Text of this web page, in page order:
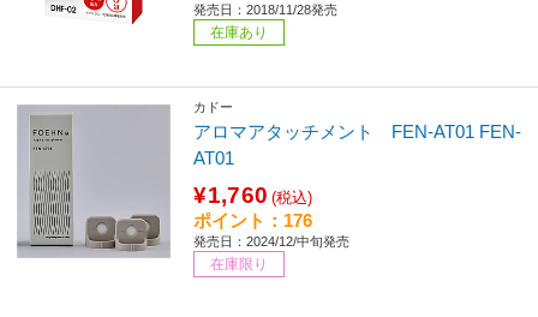
発売日：2018/11/28発売
在庫あり
カドー
アロマアタッチメント FEN-AT01 FEN-
AT01
¥1,760 (税込)
ポイント：176
発売日：2024/12/中旬発売
在庫限り